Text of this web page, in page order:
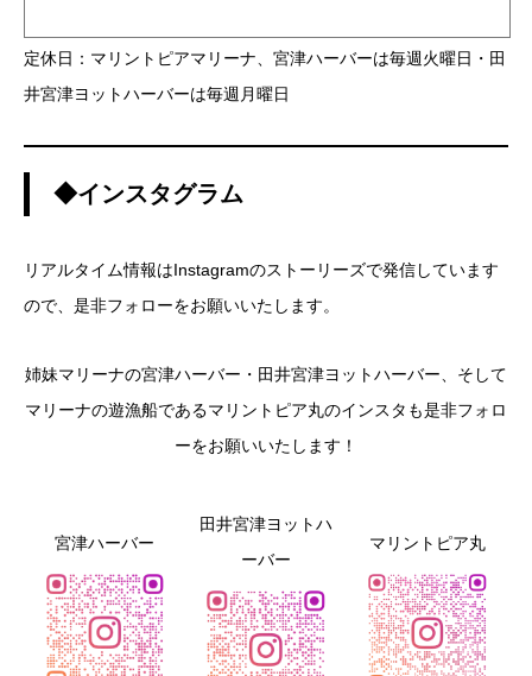
定休日：マリントピアマリーナ、宮津ハーバーは毎週火曜日・田
井宮津ヨットハーバーは毎週月曜日
◆インスタグラム
リアルタイム情報はInstagramのストーリーズで発信しています
ので、是非フォローをお願いいたします。
姉妹マリーナの宮津ハーバー・田井宮津ヨットハーバー、そして
マリーナの遊漁船であるマリントピア丸のインスタも是非フォロ
ーをお願いいたします！
宮津ハーバー
田井宮津ヨットハ
ーバー
マリントピア丸